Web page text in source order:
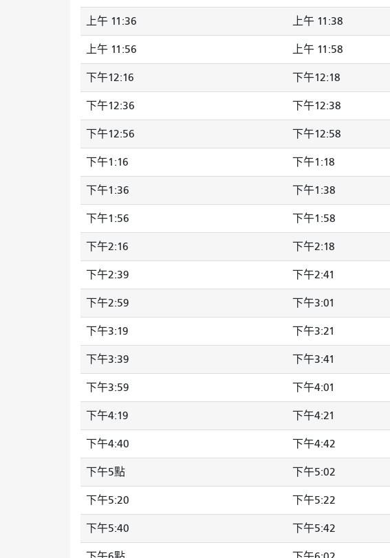
上午 11:36 上午 11:38
上午 11:56 上午 11:58
下午12:16 下午12:18
下午12:36 下午12:38
下午12:56 下午12:58
下午1:16 下午1:18
下午1:36 下午1:38
下午1:56 下午1:58
下午2:16 下午2:18
下午2:39 下午2:41
下午2:59 下午3:01
下午3:19 下午3:21
下午3:39 下午3:41
下午3:59 下午4:01
下午4:19 下午4:21
下午4:40 下午4:42
下午5點 下午5:02
下午5:20 下午5:22
下午5:40 下午5:42